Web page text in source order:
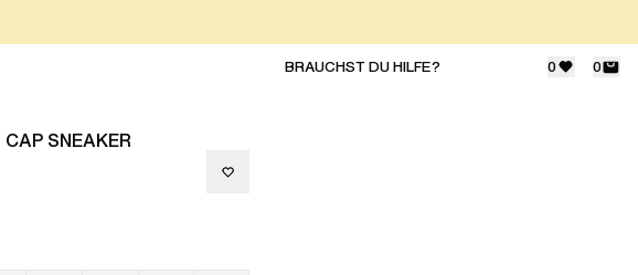
BRAUCHST DU HILFE? 0 0
SNEAKER